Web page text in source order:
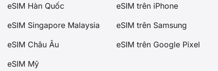
eSIM Hàn Quốc
eSIM Singapore Malaysia
eSIM Châu Âu
eSIM Mỹ
eSIM trên iPhone
eSIM trên Samsung
eSIM trên Google Pixel